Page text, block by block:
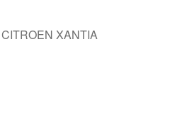
XANTIA